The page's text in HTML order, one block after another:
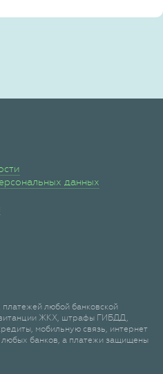
данных
любой банковской
ЖКХ, штрафы ГИБДД,
мобильную связь, интернет
банков, а платежи защищены